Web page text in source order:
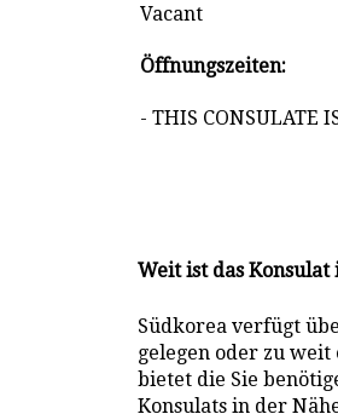
Vacant
Öffnungszeiten:
- THIS CONSULATE
Weit ist das
Südkorea verfügt
gelegen oder zu
bietet die Sie
Konsulats in der